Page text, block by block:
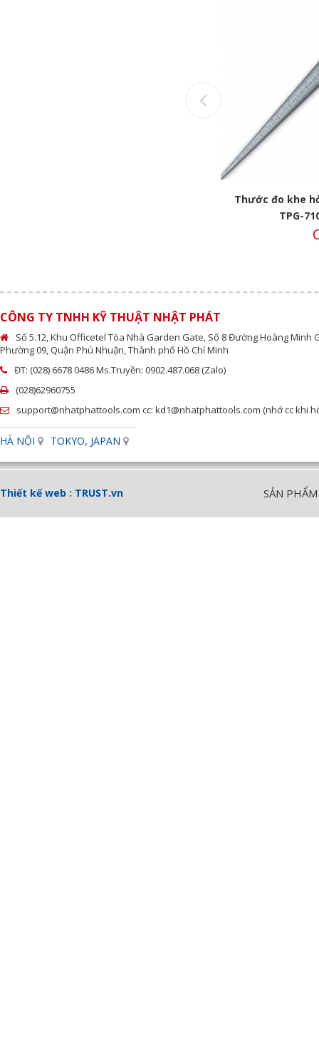
Previous
Thước đo khe
TPG-
CÔNG TY TNHH KỸ THUẬT NHẬT PHÁT
Số 5.12, Khu Officetel Tòa Nhà Garden Gate, Số 8 Đường Hoàng Minh
Phường 09, Quận Phú Nhuận, Thành phố Hồ Chí Minh
ĐT: (028) 6678 0486 Ms.Truyền: 0902.487.068 (Zalo)
(028)62960755
support@nhatphattools.com cc: kd1@nhatphattools.com (nhớ cc khi
HÀ NỘI TOKYO, JAPAN
Thiết kế web : TRUST.vn SẢN PHẨM